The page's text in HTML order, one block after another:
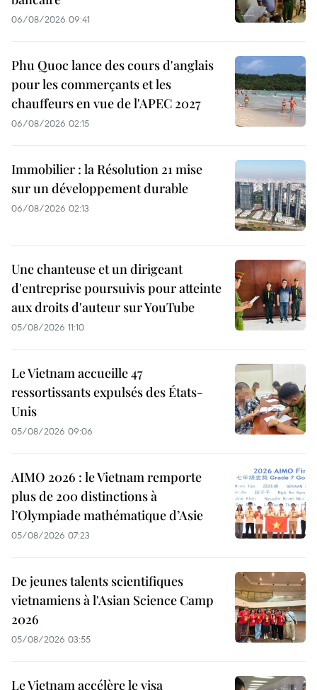
06/08/2026 09:41
Phu Quoc lance des cours d'anglais
pour les commerçants et les
chauffeurs en vue de l'APEC 2027
06/08/2026 02:15
Immobilier : la Résolution 21 mise
sur un développement durable
06/08/2026 02:13
Une chanteuse et un dirigeant
d'entreprise poursuivis pour atteinte
aux droits d'auteur sur YouTube
05/08/2026 11:10
Le Vietnam accueille 47
ressortissants expulsés des États-
Unis
05/08/2026 09:06
AIMO 2026 : le Vietnam remporte
plus de 200 distinctions à
l’Olympiade mathématique d’Asie
05/08/2026 07:23
De jeunes talents scientifiques
vietnamiens à l'Asian Science Camp
2026
05/08/2026 03:55
Le Vietnam accélère le visa